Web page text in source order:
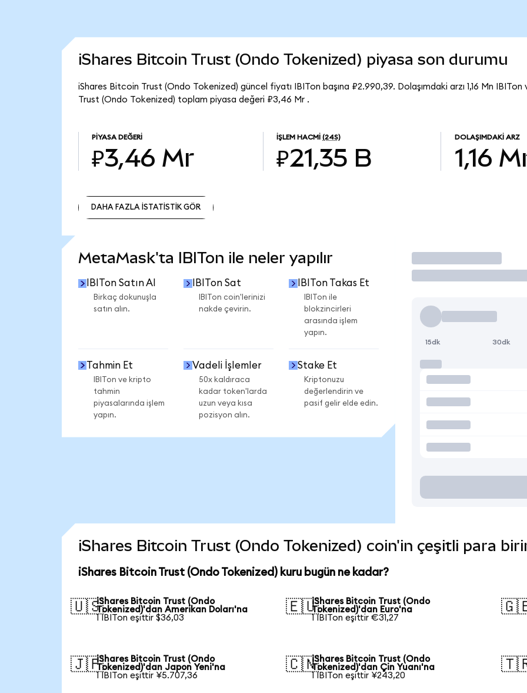
iShares Bitcoin Trust (Ondo Tokenized) piyasa son durumu
iShares Bitcoin Trust (Ondo Tokenized) güncel fiyatı IBITon başına ₽2.990,39. Dolaşımdaki arzı 1,16 Mn
Trust (Ondo Tokenized) toplam piyasa değeri ₽3,46 Mr .
PIYASA DEĞERI
₽3,46 Mr
İŞLEM HACMI (24S)
₽21,35 B
DOLAŞIMDAKI ARZ
1,16
DAHA FAZLA İSTATİSTİK GÖR
MetaMask'ta IBITon ile neler yapılır
IBITon Satın Al
Birkaç dokunuşla
satın alın.
IBITon Sat
IBITon coin'lerinizi
nakde çevirin.
IBITon Takas Et
IBITon ile
blokzincirleri
arasında işlem
yapın.
Tahmin Et
IBITon ve kripto
tahmin
piyasalarında işlem
yapın.
Vadeli İşlemler
50x kaldıraca
kadar token'larda
uzun veya kısa
pozisyon alın.
Stake Et
Kriptonuzu
değerlendirin ve
pasif gelir elde edin.
İşlem Yap
15dk 30dk
iShares Bitcoin Trust (Ondo Tokenized) coin'in çeşitli para
iShares Bitcoin Trust (Ondo Tokenized) kuru bugün ne kadar?
🇺🇸iShares Bitcoin Trust (Ondo
Tokenized)'dan Amerikan Doları'na
1 IBITon eşittir $36,03
🇪🇺iShares Bitcoin Trust (Ondo
Tokenized)'dan Euro'na
1 IBITon eşittir €31,27
🇯🇵iShares Bitcoin Trust (Ondo
Tokenized)'dan Japon Yeni'na
1 IBITon eşittir ¥5.707,36
🇨🇳iShares Bitcoin Trust (Ondo
Tokenized)'dan Çin Yuanı'na
1 IBITon eşittir ¥243,20